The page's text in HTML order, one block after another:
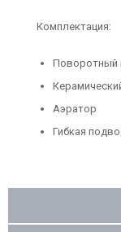
Комплектация:
Поворотный
Аэратор
Гибкая